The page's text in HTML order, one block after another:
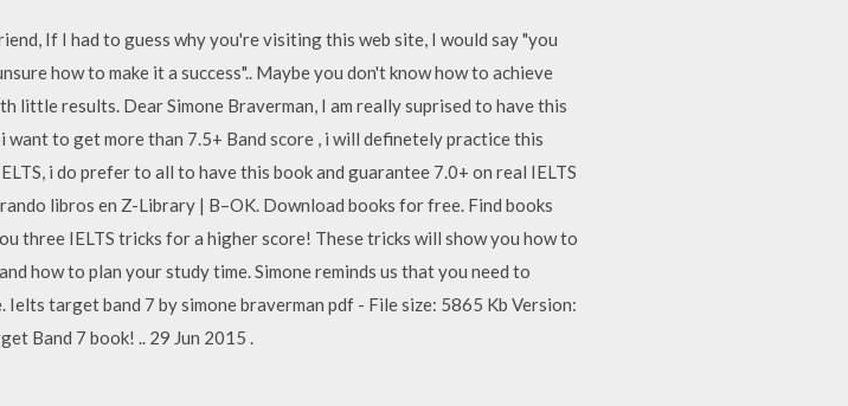
If I had to guess why you're visiting this web site, I would say "you
how to make it a success".. Maybe you don't know how to achieve
results. Dear Simone Braverman, I am really suprised to have this
to get more than 7.5+ Band score , i will definetely practice this
i do prefer to all to have this book and guarantee 7.0+ on real IELTS
libros en Z-Library | B–OK. Download books for free. Find books
three IELTS tricks for a higher score! These tricks will show you how to
how to plan your study time. Simone reminds us that you need to
target band 7 by simone braverman pdf - File size: 5865 Kb Version:
Band 7 book! .. 29 Jun 2015 .